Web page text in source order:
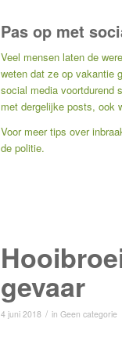
Pas op met
Veel mensen laten de
weten dat ze op vakantie
social media voortdurend
met dergelijke posts, ook
Voor meer tips over
de politie.
gevaar
4 juni 2018 / in Geen categorie